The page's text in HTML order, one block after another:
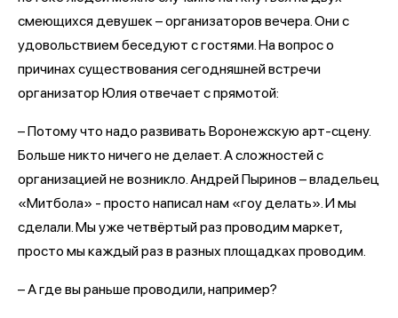
смеющихся девушек – организаторов вечера. Они с
удовольствием беседуют с гостями. На вопрос о
причинах существования сегодняшней встречи
организатор Юлия отвечает с прямотой:
– Потому что надо развивать Воронежскую арт-сцену.
Больше никто ничего не делает. А сложностей с
организацией не возникло. Андрей Пыринов – владельец
«Митбола» - просто написал нам «гоу делать». И мы
сделали. Мы уже четвёртый раз проводим маркет,
просто мы каждый раз в разных площадках проводим.
– А где вы раньше проводили, например?